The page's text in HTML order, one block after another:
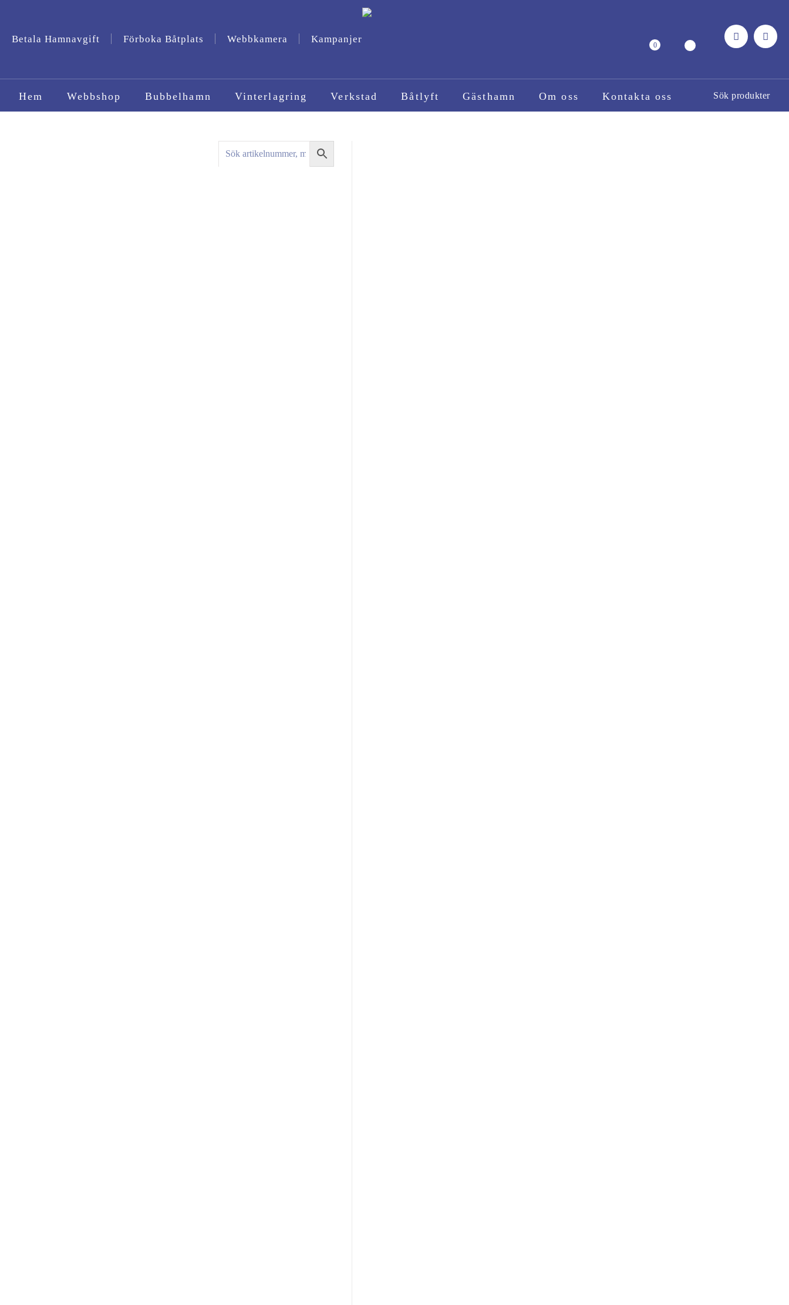
Betala Hamnavgift Förboka Båtplats Webbkamera Kampanjer
0
Hem Webbshop Bubbelhamn Vinterlagring Verkstad Båtlyft Gästhamn Om oss Kontakta oss